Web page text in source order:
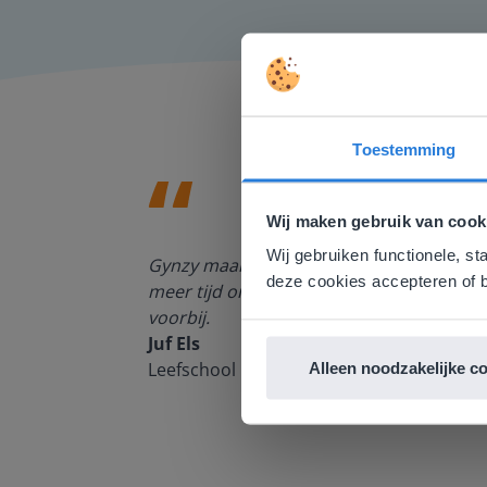
Toestemming
Wij maken gebruik van
Wij gebruiken functionele,
deze cookies accepteren of
Alleen noodzakelijke
Gynzy maakt het lesgeven zoveel
meer tijd om echt elke leerling de
voorbij.
Juf Els
Leefschool Het Droomschip
Deze
Gezien